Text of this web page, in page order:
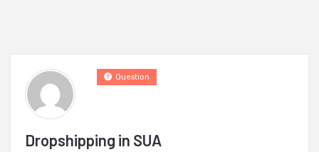
Dropshipping in SUA
Question